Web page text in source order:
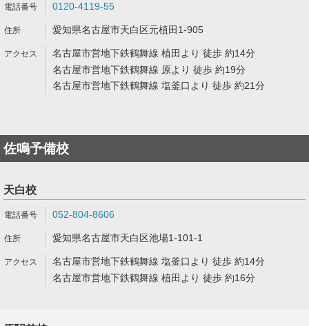
0120-4119-55
愛知県名古屋市天白区元植田1-905
名古屋市営地下鉄鶴舞線 植田より 徒歩 約14分
名古屋市営地下鉄鶴舞線 原より 徒歩 約19分
名古屋市営地下鉄鶴舞線 塩釜口より 徒歩 約21分
佐鳴予備校
天白校
052-804-8606
愛知県名古屋市天白区池場1-101-1
名古屋市営地下鉄鶴舞線 塩釜口より 徒歩 約14分
名古屋市営地下鉄鶴舞線 植田より 徒歩 約16分